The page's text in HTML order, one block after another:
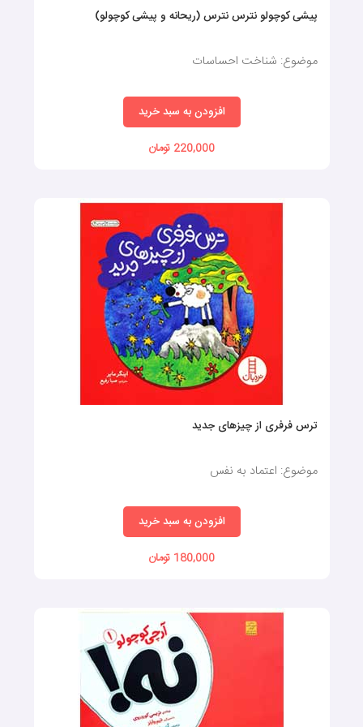
باشد. باید بتواند به‌طورکلی درس‌های مهمی درمورد زندگی به
یا هر چیز دیگری باشد، پیام کتاب مخصوص کودک باید واضح،
افراد خوبی باشند.
انواع کتاب قصه کودک
کتاب‌های قصه کودک برای خواب:
قصه کودکانه برای خوابمعمولاً کوتاه و آرامش‌بخش هستند و اغلب
تصاویری آرامش‌بخش دارند. آنها برای کمک به کودکان برای آرامش و
آماده شدن برای خواب طراحی شده‌اند.
کتاب‌ قصه کودکبرای تقویت مهارت‌های کلامی:
خود طراحی شده‌اند.
برخی از کتاب های داستان کودک می‌توانند برای آموزش مفاهیم
استفاده شوند.
برای ترویج ارزش‌ها:
این کتاب‌ها می‌توانند برای آموزش ارزش‌های مختلف به کودکان مانند
مهربانی، صبر، شجاعت و غیره استفاده شوند.
پیشی کوچولو نترس نترس (ریحانه و پیشی کوچولو)
موضوع: شناخت احساسات
افزودن به سبد خرید
220,000 تومان
ترس فرفری از چیزهای جدید
موضوع: اعتماد به نفس
افزودن به سبد خرید
180,000 تومان